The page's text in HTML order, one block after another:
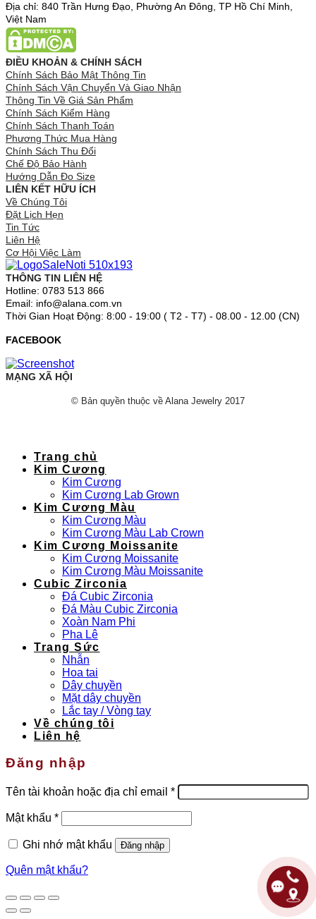
Địa chỉ: 840 Trần Hưng Đạo, Phường An Đông, TP Hồ Chí Minh,
Việt Nam
ĐIỀU KHOẢN & CHÍNH SÁCH
Chính Sách Bảo Mật Thông Tin
Chính Sách Vận Chuyển Và Giao Nhận
Thông Tin Về Giá Sản Phẩm
Chính Sách Kiểm Hàng
Chính Sách Thanh Toán
Phương Thức Mua Hàng
Chính Sách Thu Đổi
Chế Độ Bảo Hành
Hướng Dẫn Đo Size
LIÊN KẾT HỮU ÍCH
Về Chúng Tôi
Đặt Lịch Hẹn
Tin Tức
Liên Hệ
Cơ Hội Việc Làm
THÔNG TIN LIÊN HỆ
Hotline: 0783 513 866
Email: info@alana.com.vn
Thời Gian Hoạt Động: 8:00 - 19:00 ( T2 - T7) - 08.00 - 12.00 (CN)
FACEBOOK
MẠNG XÃ HỘI
© Bản quyền thuộc về Alana Jewelry 2017
Trang chủ
Kim Cương
Kim Cương
Kim Cương Lab Grown
Kim Cương Màu
Kim Cương Màu
Kim Cương Màu Lab Crown
Kim Cương Moissanite
Kim Cương Moissanite
Kim Cương Màu Moissanite
Cubic Zirconia
Đá Cubic Zirconia
Đá Màu Cubic Zirconia
Xoàn Nam Phi
Pha Lê
Trang Sức
Nhẫn
Hoa tai
Dây chuyền
Mặt dây chuyền
Lắc tay / Vòng tay
Về chúng tôi
Liên hệ
Đăng nhập
Tên tài khoản hoặc địa chỉ email *Bắt
buộc
Mật khẩu *Bắt
buộc
Ghi nhớ mật khẩu
Đăng nhập
Quên mật khẩu?